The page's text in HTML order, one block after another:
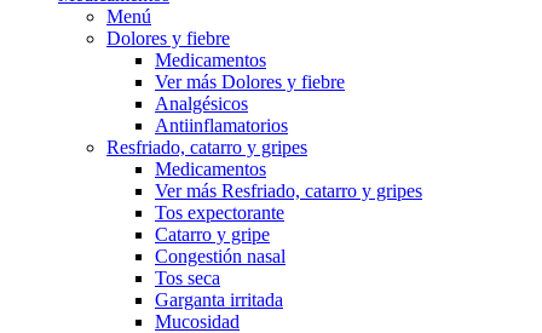
Menú
Dolores y fiebre
Medicamentos
Ver más Dolores y fiebre
Analgésicos
Antiinflamatorios
Resfriado, catarro y gripes
Medicamentos
Ver más Resfriado, catarro y gripes
Tos expectorante
Catarro y gripe
Congestión nasal
Tos seca
Garganta irritada
Mucosidad